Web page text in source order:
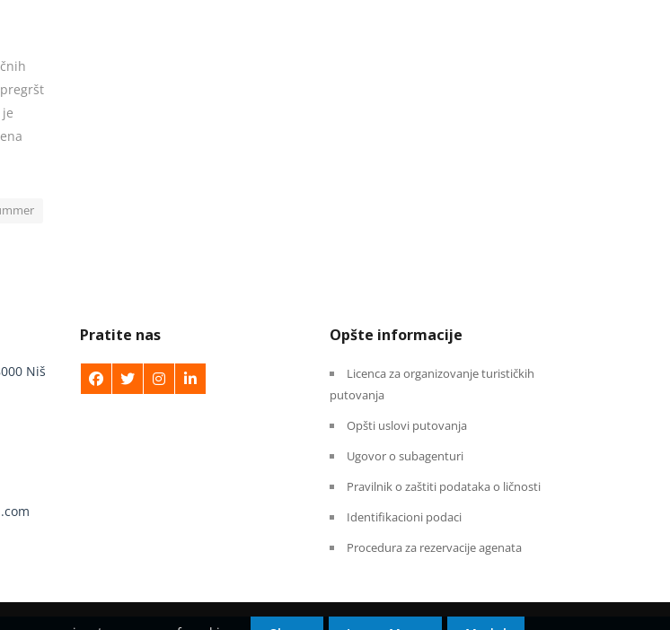
Niš
Pratite nas Opšte informacije
Licenca za organizovanje turističkih
putovanja
Opšti uslovi putovanja
Ugovor o subagenturi
Pravilnik o zaštiti podataka o ličnosti
Identifikacioni podaci
Procedura za rezervacije agenata